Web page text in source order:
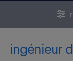
ingénieur